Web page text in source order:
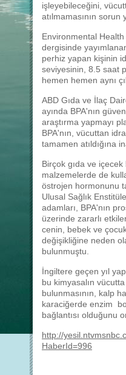
işleyebileceğini,
atılmamasının sorun
Environmental
dergisinde
perhiz yapan kişinin
seviyesinin, 8.5 saat
hemen hemen aynı
ABD Gıda ve İlaç
ayında BPA'nın
araştırma yapmayı
BPA'nın, vücuttan
tamamen atıldığına
Birçok gıda ve içecek
malzemelerde de
östrojen hormonunu
Ulusal Sağlık
adamları, BPA'nın
üzerinde zararlı
cenin, bebek ve
değişikliğine neden
bulunmuştu.
İngiltere geçen yıl
bu kimyasalın
bulunmasının, kalp
karaciğerde enzim
bağlantısı olduğunu
http://
HaberId=996